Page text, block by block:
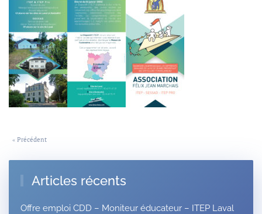
« Précédent
Articles récents
Offre emploi CDD – Moniteur éducateur – ITEP Laval